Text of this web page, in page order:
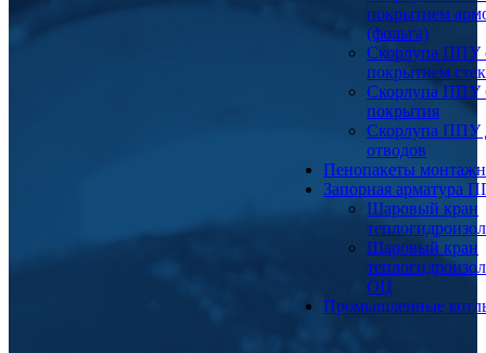
покрытием
(фольга)
Скорлупа ППУ
покрытием
Скорлупа ППУ
покрытия
Скорлупа ППУ
отводов
Пенопакеты
Запорная арматура
Шаровый кран
Шаровый кран
ОЦ
Промышленные